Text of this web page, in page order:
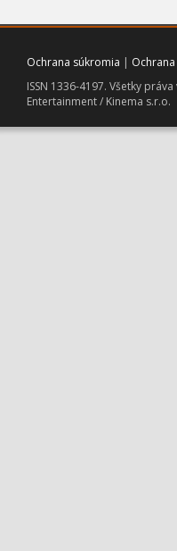
Ochrana súkromia |
ISSN 1336-4197. Všetky
Entertainment / Kinema s.r.o.